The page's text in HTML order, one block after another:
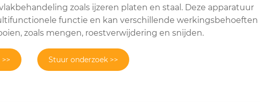
zoals ijzeren platen en staal. Deze apparatuur
functie en kan verschillende werkingsbehoeften
zoals mengen, roestverwijdering en snijden.
Stuur onderzoek >>